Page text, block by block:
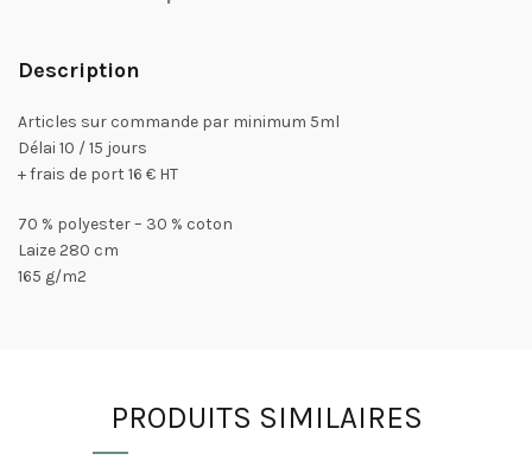
Description
Articles sur commande par minimum 5ml
Délai 10 / 15 jours
+ frais de port 16 € HT
70 % polyester – 30 % coton
Laize 280 cm
165 g/m2
PRODUITS SIMILAIRES